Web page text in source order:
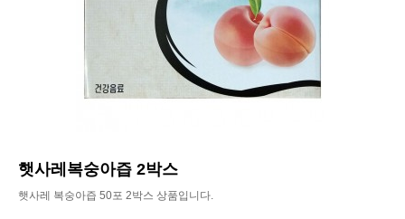
햇사레복숭아즙 2박스
햇사레 복숭아즙 50포 2박스 상품입니다.